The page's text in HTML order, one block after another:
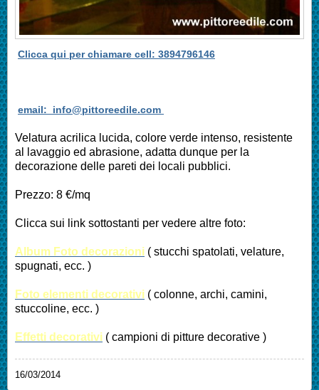
Clicca qui per chiamare cell: 3894796146
email: info@pittoreedile.com
Velatura acrilica lucida, colore verde intenso, resistente
al lavaggio ed abrasione, adatta dunque per la
decorazione delle pareti dei locali pubblici.
Prezzo: 8 €/mq
Clicca sui link sottostanti per vedere altre foto:
Album Foto decorazioni ( stucchi spatolati, velature,
spugnati, ecc. )
Foto elementi decorativi ( colonne, archi, camini,
stuccoline, ecc. )
Effetti decorativi ( campioni di pitture decorative )
16/03/2014